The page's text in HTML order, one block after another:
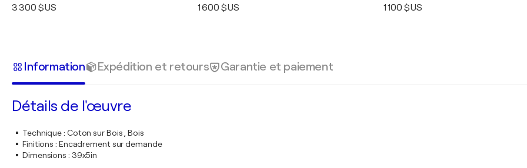
3 300 $US 1 600 $US 1 100 $US
Information Expédition et retours Garantie et paiement
Détails de l'œuvre
Technique: Coton sur Bois , Bois
Finitions : Encadrement sur demande
Dimensions : 39x5in